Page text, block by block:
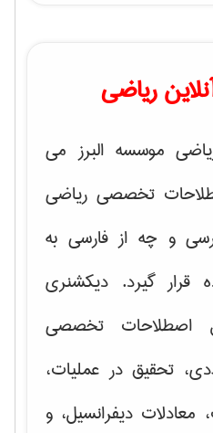
ریاضی
موسسه البرز می
تخصصی ریاضی
و چه از فارسی به
قرار گیرد. دیکشنری
اصطلاحات تخصصی
تحقیق در عملیات،
معادلات دیفرانسیل، و